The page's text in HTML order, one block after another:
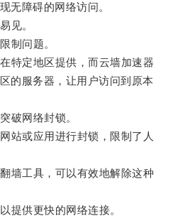
无障碍的网络访问。
见。
问题。
定地区提供，而云墙加速器
的服务器，让用户访问到原本
网络封锁。
或应用进行封锁，限制了人
工具，可以有效地解除这种
供更快的网络连接。